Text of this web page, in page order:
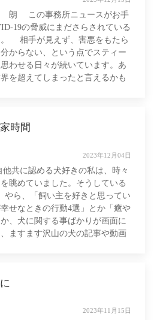
事務所ニュースがお手
19の脅威にまださらされている
。 相手が見えず、害悪をもたら
からない、という点でスティー
わせる日々が続いています。あ
を超えてしまったと言えるかも
時間
2023年12月04日
に認める犬好きの私は、時々
眺めていました。そうしている
やら、「飼い主を好きと思ってい
せなときの行動4選」とか「癒や
、犬に関する事ばかりが画面に
ますます沢山の犬の記事や動画
2023年11月15日